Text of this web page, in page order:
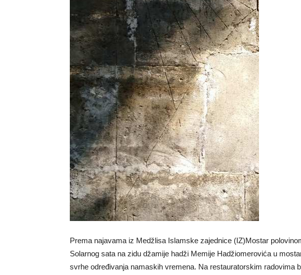
Prema najavama iz Medžlisa Islamske zajednice (IZ)Mostar
Solarnog sata na zidu džamije hadži Memije Hadžiomerovića u
svrhe određivanja namaskih vremena. Na restauratorskim radovima